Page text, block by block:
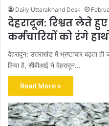
Daily Uttarakhand Desk
देहरादून: रिश्वत लेते
कर्मचारियों को रंगे
देहरादून: उत्तराखंड में भ्रष्टाचार बढ़ता
लिया है, सीबीआई ने देहरादून…
Read More »